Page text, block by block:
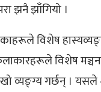
झनै झाँगियो ।
विशेष
विशेष
व्यङ्ग्य गर्छन् ।